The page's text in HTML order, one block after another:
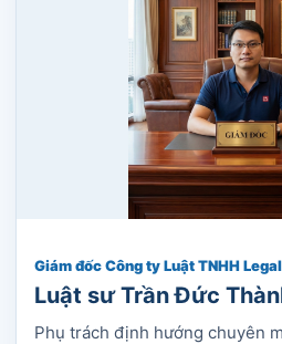
Giám đốc Công ty Luật TNHH
Luật sư Trần Đức
Phụ trách định hướng chuyên